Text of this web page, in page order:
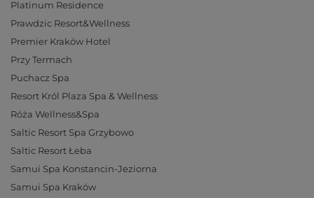
Platinum Residence
Prawdzic Resort&Wellness
Premier Kraków Hotel
Przy Termach
Puchacz Spa
Resort Król Plaza Spa & Wellness
Róża Wellness&Spa
Saltic Resort Spa Grzybowo
Saltic Resort Łeba
Samui Spa Konstancin-Jeziorna
Samui Spa Kraków